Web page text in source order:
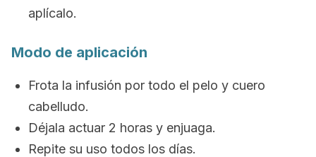
aplícalo.
Modo de aplicación
Frota la infusión por todo el pelo y cuero
cabelludo.
Déjala actuar 2 horas y enjuaga.
Repite su uso todos los días.